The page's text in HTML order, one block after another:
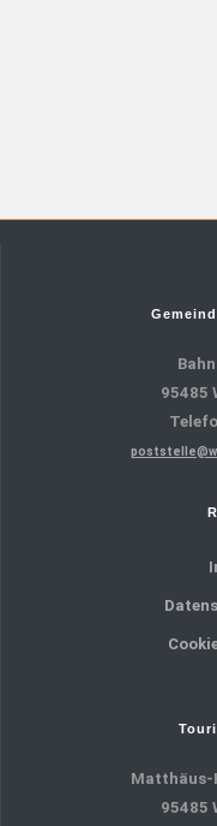
95485
Matthäus-
95485